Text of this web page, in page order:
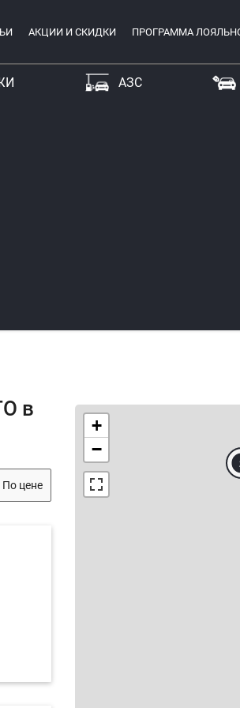
АКЦИИ И СКИДКИ ПРОГРАММА
АЗС
в
По цене
+
−